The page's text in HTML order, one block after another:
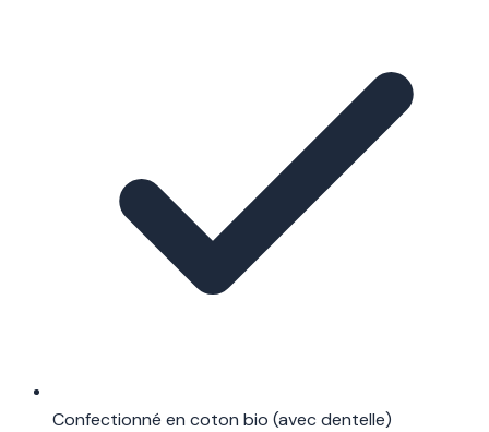
Confectionné en coton bio (avec dentelle)